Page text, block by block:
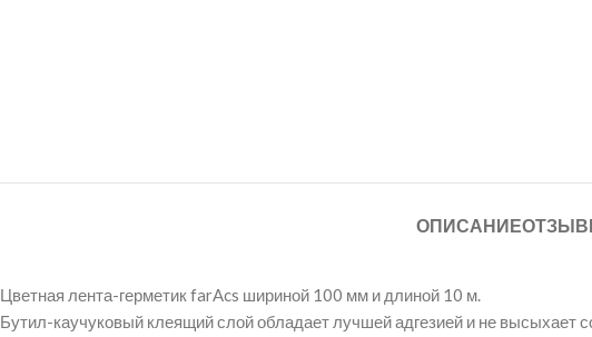
ОПИСАНИЕ
Цветная лента-герметик farAcs шириной 100 мм и длиной 10 м.
Бутил-каучуковый клеящий слой обладает лучшей адгезией и не